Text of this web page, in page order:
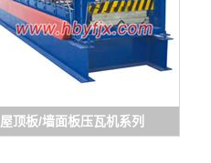
屋顶板/墙面板压瓦机系列